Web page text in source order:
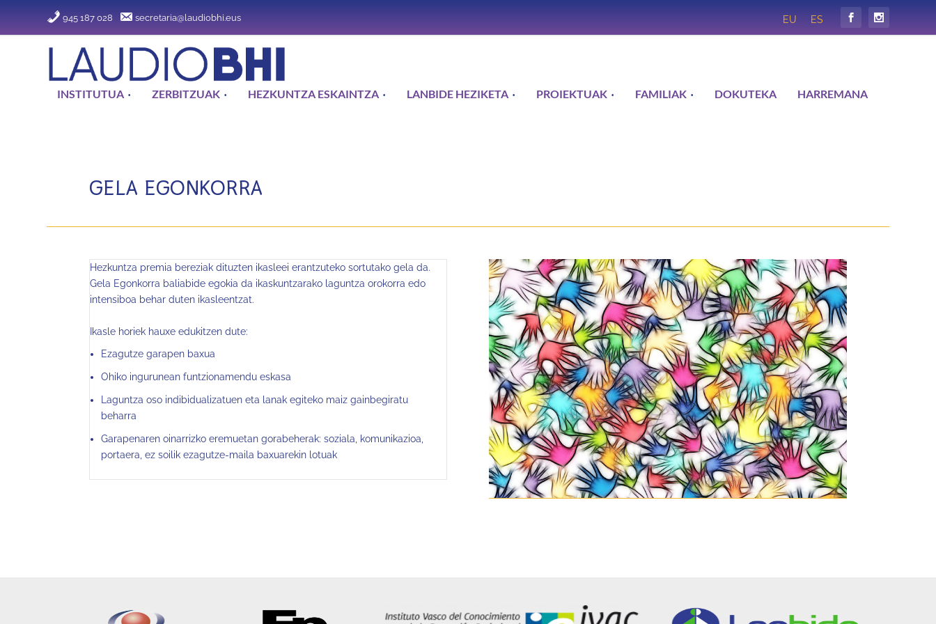
945 187 028 secretaria@laudiobhi.eus EU ES
INSTITUTUA ZERBITZUAK HEZKUNTZA ESKAINTZA LANBIDE HEZIKETA PROIEKTUAK FAMILIAK DOKUTEKA HARREMANA
GELA EGONKORRA
Hezkuntza premia bereziak dituzten ikasleei erantzuteko sortutako gela da.
Gela Egonkorra baliabide egokia da ikaskuntzarako laguntza orokorra edo
intensiboa behar duten ikasleentzat.
Ikasle horiek hauxe edukitzen dute:
Ezagutze garapen baxua
Ohiko ingurunean funtzionamendu eskasa
Laguntza oso indibidualizatuen eta lanak egiteko maiz gainbegiratu
beharra
Garapenaren oinarrizko eremuetan gorabeherak: soziala, komunikazioa,
portaera, ez soilik ezagutze-maila baxuarekin lotuak